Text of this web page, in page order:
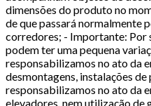
dimensões do produto no
de que passará normalmente
corredores; - Importante: Por
podem ter uma pequena
responsabilizamos no ato da
desmontagens, instalações
responsabilizamos no ato da
elevadores, nem utilização de